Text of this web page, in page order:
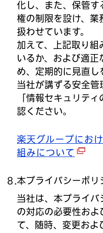
化し、また、保管す
権の制限を設け、業
扱わせています。
加えて、上記取り組
いるか、および適正
め、定期的に見直し
当社が講ずる安全管
「情報セキュリテ
認ください。
楽天グループにお
組みについて
本プライバシーポリ
当社は、本プライバ
の対応の必要性およ
て、随時、変更およ